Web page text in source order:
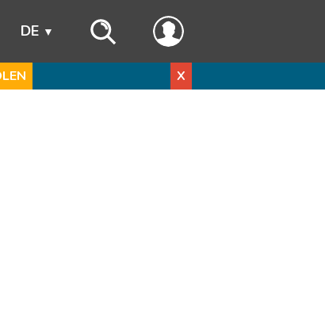
DE
X